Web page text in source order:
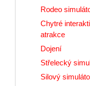
Rodeo
Chytré
atrakce
Dojení
Střelecký
Silový